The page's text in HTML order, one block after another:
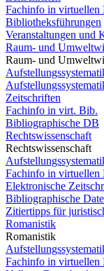
Fachinfo in virtuellen
Bibliotheksführungen
Veranstaltungen und
Raum- und
Raum- und
Zeitschriften
Fachinfo in virt. Bib.
Bibliographische DB
Rechtswissenschaft
Rechtswissenschaft
Fachinfo in virtuellen
Elektronische
Bibliographische
Zitiertipps für
Romanistik
Romanistik
Fachinfo in virtuellen